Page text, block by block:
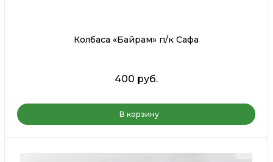
Колбаса «Байрам» п/к Сафа
400 руб.
В корзину